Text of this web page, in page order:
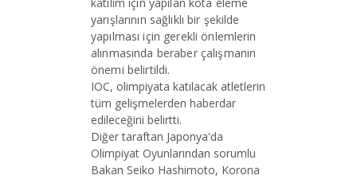
yarışlarının sağlıklı bir şekilde
yapılması için gerekli önlemlerin
alınmasında beraber çalışmanın
önemi belirtildi.
IOC, olimpiyata katılacak atletlerin
tüm gelişmelerden haberdar
edileceğini belirtti.
Diğer taraftan Japonya'da
Olimpiyat Oyunlarından sorumlu
Bakan Seiko Hashimoto, Korona